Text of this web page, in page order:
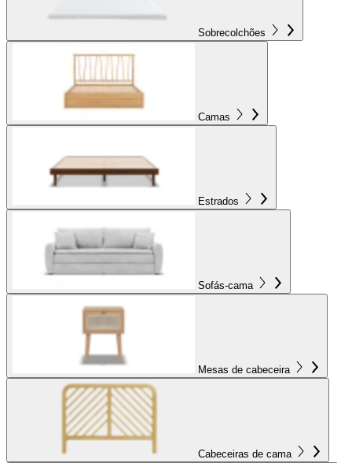
Sobrecolchões
Camas
Estrados
Sofás-cama
Mesas de cabeceira
Cabeceiras de cama